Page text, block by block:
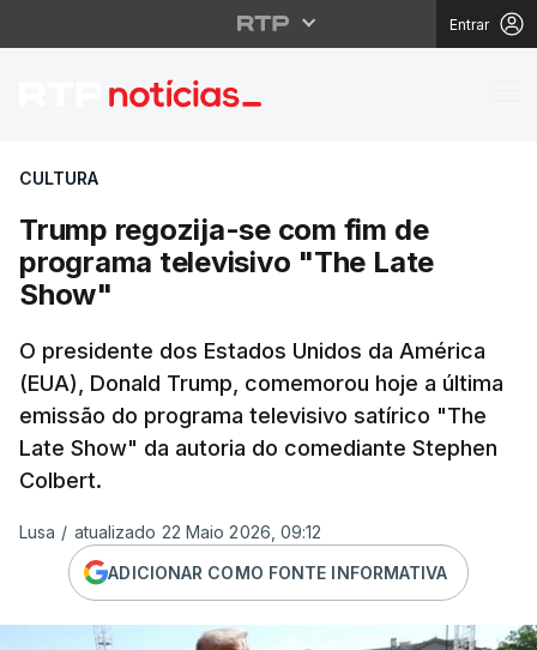
Entrar
Trump regozija-se
CULTURA
Trump regozija-se com fim de
programa televisivo "The Late
Show"
O presidente dos Estados Unidos da América
(EUA), Donald Trump, comemorou hoje a última
emissão do programa televisivo satírico "The
Late Show" da autoria do comediante Stephen
Colbert.
Lusa / atualizado 22 Maio 2026, 09:12
ADICIONAR COMO FONTE INFORMATIVA